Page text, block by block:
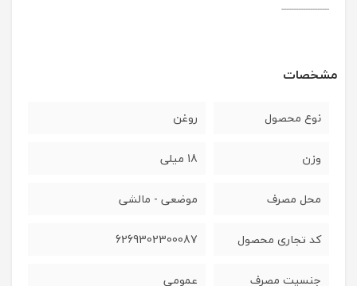
--------------------
مشخصات
نوع محصول روغن
وزن 18 میلی
محل مصرف موضعی - مالشی
کد تجاری محصول 6269302300087
جنسیت مصرف عمومی